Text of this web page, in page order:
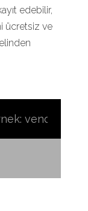
edebilir,
ücretsiz ve